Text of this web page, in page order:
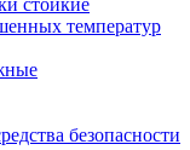
стойкие
температур
безопасности